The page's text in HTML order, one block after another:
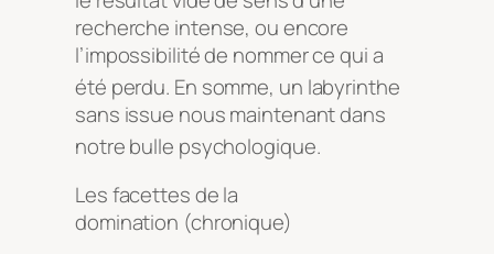
recherche intense, ou encore
l’impossibilité de nommer ce qui a
été perdu. En somme, un labyrinthe
sans issue nous maintenant dans
notre bulle psychologique.
Les facettes de la
domination (chronique)